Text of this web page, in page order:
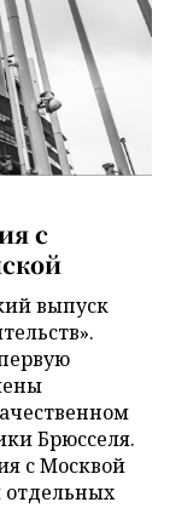
с
выпуск
Брюсселя.
с Москвой
отдельных